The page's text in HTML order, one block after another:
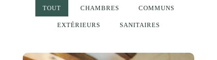
TOUT CHAMBRES COMMUNS
EXTÉRIEURS SANITAIRES